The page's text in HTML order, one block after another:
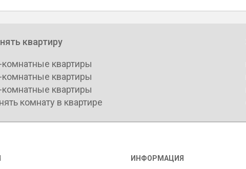
квартиру
комнатные квартиры
комнатные квартиры
комнатные квартиры
комнату в квартире
ИНФОРМАЦИЯ